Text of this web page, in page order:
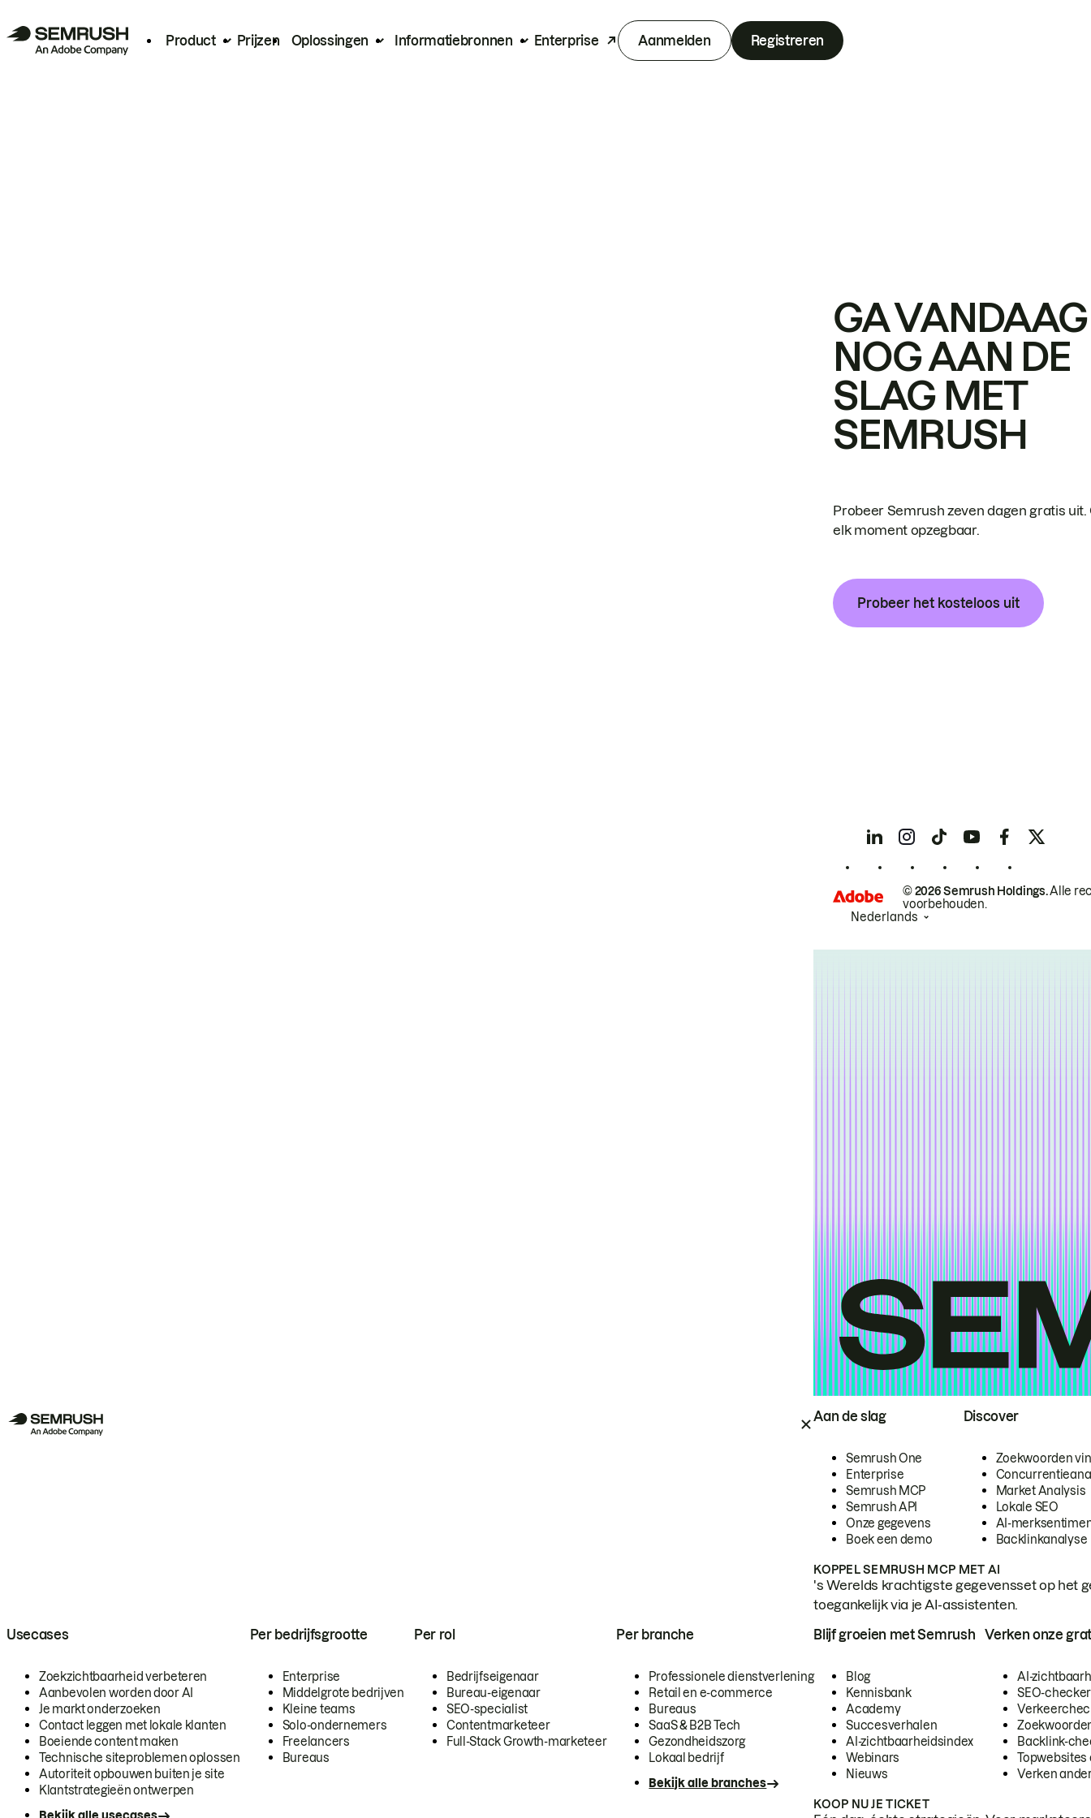
Product Prijzen Oplossingen Informatiebronnen Enterprise Aanmelden Registreren
Aan de slag
Semrush One
Enterprise
Semrush MCP
Semrush API
Onze gegevens
Boek een demo
Discover
Zoekwoorden
Market Analysis
Lokale SEO
AI-
Backlinkanalyse
KOPPEL SEMRUSH MCP MET AI
's Werelds krachtigste gegevensset op het
toegankelijk via je AI-assistenten.
Usecases
Zoekzichtbaarheid verbeteren
Aanbevolen worden door AI
Je markt onderzoeken
Contact leggen met lokale klanten
Boeiende content maken
Technische siteproblemen oplossen
Autoriteit opbouwen buiten je site
Klantstrategieën ontwerpen
Per bedrijfsgrootte
Enterprise
Middelgrote bedrijven
Kleine teams
Solo-ondernemers
Freelancers
Bureaus
Per rol
Bedrijfseigenaar
Bureau-eigenaar
SEO-specialist
Contentmarketeer
Full-Stack Growth-marketeer
Per branche
Professionele dienstverlening
Retail en e-commerce
Bureaus
SaaS & B2B Tech
Gezondheidszorg
Lokaal bedrijf
Bekijk alle branches
Blijf groeien met Semrush
Blog
Kennisbank
Academy
Succesverhalen
AI-zichtbaarheidsindex
Webinars
Nieuws
Verken onze
AI-
SEO-checker
Backlink-
Topwebsites
Verken
KOOP NU JE TICKET
GA VANDAAG
NOG AAN DE
SLAG MET
SEMRUSH
Probeer Semrush zeven dagen gratis uit.
elk moment opzegbaar.
Probeer het kosteloos uit
© 2026 Semrush Holdings.Alle
voorbehouden.
Nederlands